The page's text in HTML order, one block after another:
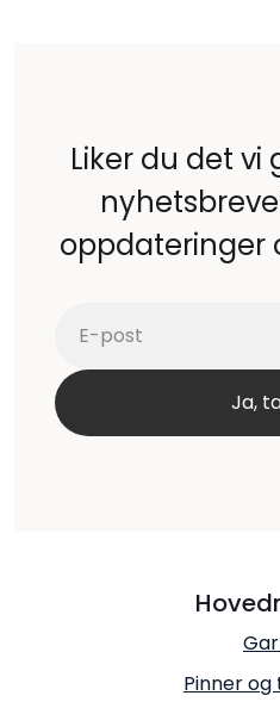
Liker du det vi
oppdateringer
Pinner